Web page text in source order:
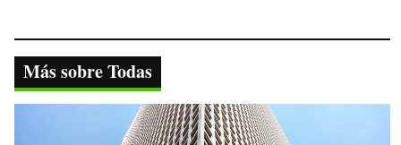
bo
ok
tte
r
ts
A
pp
gr
a
m
y
nk
Más sobre Todas